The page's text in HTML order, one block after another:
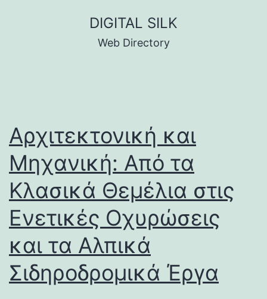
DIGITAL SILK
Web Directory
Αρχιτεκτονική και
Μηχανική: Από τα
Κλασικά Θεμέλια στις
Ενετικές Οχυρώσεις
και τα Αλπικά
Σιδηροδρομικά Έργα